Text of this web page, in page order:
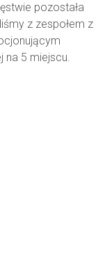
pozostała
z zespołem z
na 5 miejscu.